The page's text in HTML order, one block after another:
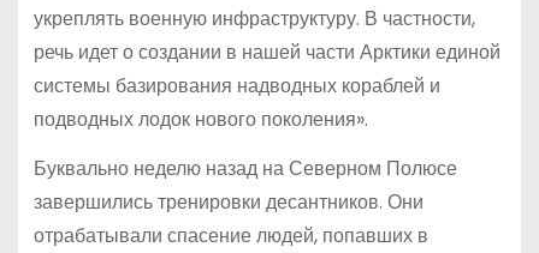
укреплять военную инфраструктуру. В частности,
речь идет о создании в нашей части Арктики единой
системы базирования надводных кораблей и
подводных лодок нового поколения».
Буквально неделю назад на Северном Полюсе
завершились тренировки десантников. Они
отрабатывали спасение людей, попавших в